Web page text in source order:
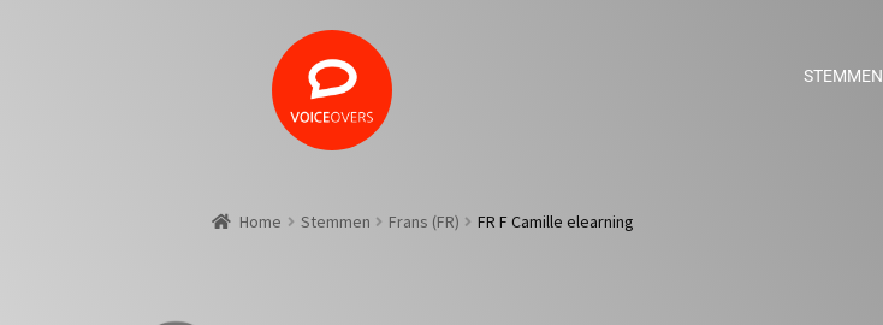
STEMMEN
Home Stemmen Frans (FR) FR F Camille elearning